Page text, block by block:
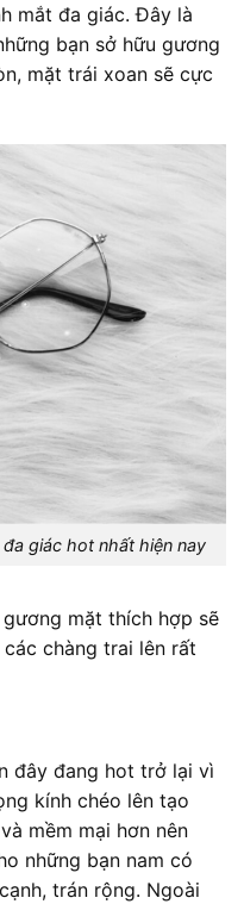
mắt đa giác. Đây là
bạn sở hữu gương
mặt trái xoan sẽ cực
giác hot nhất hiện nay
mặt thích hợp sẽ
chàng trai lên rất
đây đang hot trở lại vì
kính chéo lên tạo
mềm mại hơn nên
những bạn nam có
trán rộng. Ngoài